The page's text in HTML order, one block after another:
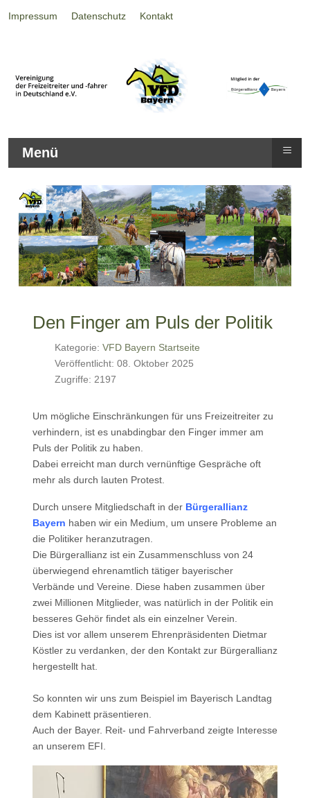
Impressum Datenschutz Kontakt
Menü ≡
Den Finger am Puls der Politik
Kategorie: VFD Bayern Startseite
Veröffentlicht: 08. Oktober 2025
Zugriffe: 2197
Um mögliche Einschränkungen für uns Freizeitreiter zu
verhindern, ist es unabdingbar den Finger immer am
Puls der Politik zu haben.
Dabei erreicht man durch vernünftige Gespräche oft
mehr als durch lauten Protest.
Durch unsere Mitgliedschaft in der Bürgerallianz
Bayern haben wir ein Medium, um unsere Probleme an
die Politiker heranzutragen.
Die Bürgerallianz ist ein Zusammenschluss von 24
überwiegend ehrenamtlich tätiger bayerischer
Verbände und Vereine. Diese haben zusammen über
zwei Millionen Mitglieder, was natürlich in der Politik ein
besseres Gehör findet als ein einzelner Verein.
Dies ist vor allem unserem Ehrenpräsidenten Dietmar
Köstler zu verdanken, der den Kontakt zur Bürgerallianz
hergestellt hat.
So konnten wir uns zum Beispiel im Bayerisch Landtag
dem Kabinett präsentieren.
Auch der Bayer. Reit- und Fahrverband zeigte Interesse
an unserem EFI.